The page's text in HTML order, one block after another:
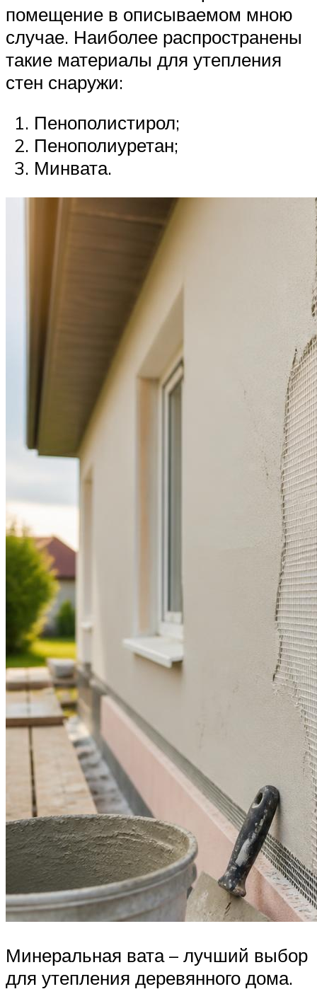
помещение в описываемом мною
случае. Наиболее распространены
такие материалы для утепления
стен снаружи:
Пенополистирол;
Пенополиуретан;
Минвата.
Минеральная вата – лучший выбор
для утепления деревянного дома.